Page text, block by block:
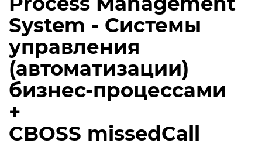
System - Системы
управления
(автоматизации)
бизнес-процессами
+
CBOSS missedCall